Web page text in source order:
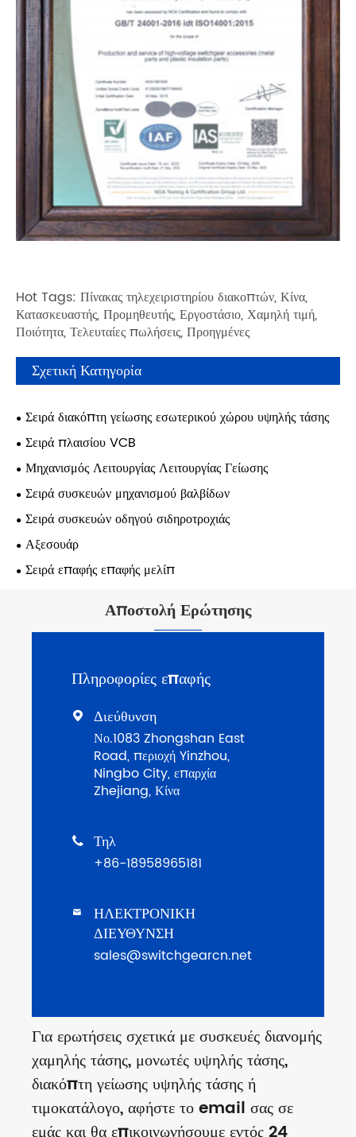
Hot Tags: Πίνακας τηλεχειριστηρίου διακοπτών, Κίνα,
Κατασκευαστής, Προμηθευτής, Εργοστάσιο, Χαμηλή τιμή,
Ποιότητα, Τελευταίες πωλήσεις, Προηγμένες
Σχετική Κατηγορία
Σειρά διακόπτη γείωσης εσωτερικού χώρου υψηλής τάσης
Σειρά πλαισίου VCB
Μηχανισμός Λειτουργίας Λειτουργίας Γείωσης
Σειρά συσκευών μηχανισμού βαλβίδων
Σειρά συσκευών οδηγού σιδηροτροχιάς
Αξεσουάρ
Σειρά επαφής επαφής μελίπ
Αποστολή Ερώτησης
Πληροφορίες επαφής
 Διεύθυνση
Νο.1083 Zhongshan East
Road, περιοχή Yinzhou,
Ningbo City, επαρχία
Zhejiang, Κίνα
 Τηλ
+86-18958965181

ΗΛΕΚΤΡΟΝΙΚΗ
ΔΙΕΥΘΥΝΣΗ
sales@switchgearcn.net
Για ερωτήσεις σχετικά με συσκευές διανομής
χαμηλής τάσης, μονωτές υψηλής τάσης,
διακόπτη γείωσης υψηλής τάσης ή
τιμοκατάλογο, αφήστε το email σας σε